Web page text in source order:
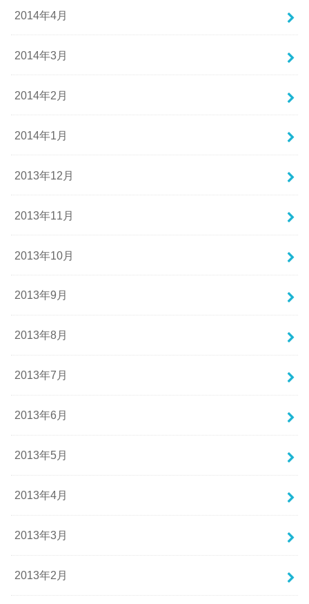
2014年4月
2014年3月
2014年2月
2014年1月
2013年12月
2013年11月
2013年10月
2013年9月
2013年8月
2013年7月
2013年6月
2013年5月
2013年4月
2013年3月
2013年2月